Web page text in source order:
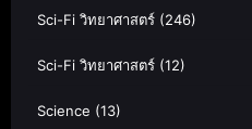
Sci-Fi วิทยาศาสตร์ (246)
Sci-Fi วิทยาศาสตร์ (12)
Science (13)